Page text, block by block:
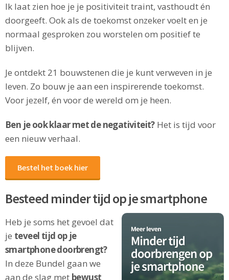
Ik laat zien hoe je je positiviteit traint, vasthoudt én
doorgeeft. Ook als de toekomst onzeker voelt en je
normaal gesproken zou worstelen om positief te
blijven.
Je ontdekt 21 bouwstenen die je kunt verweven in je
leven. Zo bouw je aan een inspirerende toekomst.
Voor jezelf, én voor de wereld om je heen.
Ben je ook klaar met de negativiteit?Het is tijd voor
een nieuw verhaal.
Bestel het boek hier
Besteed minder tijd op je smartphone
Heb je soms het gevoel dat
je teveel tijd op je
smartphone doorbrengt?
In deze Bundel gaan we
aan de slag met bewust